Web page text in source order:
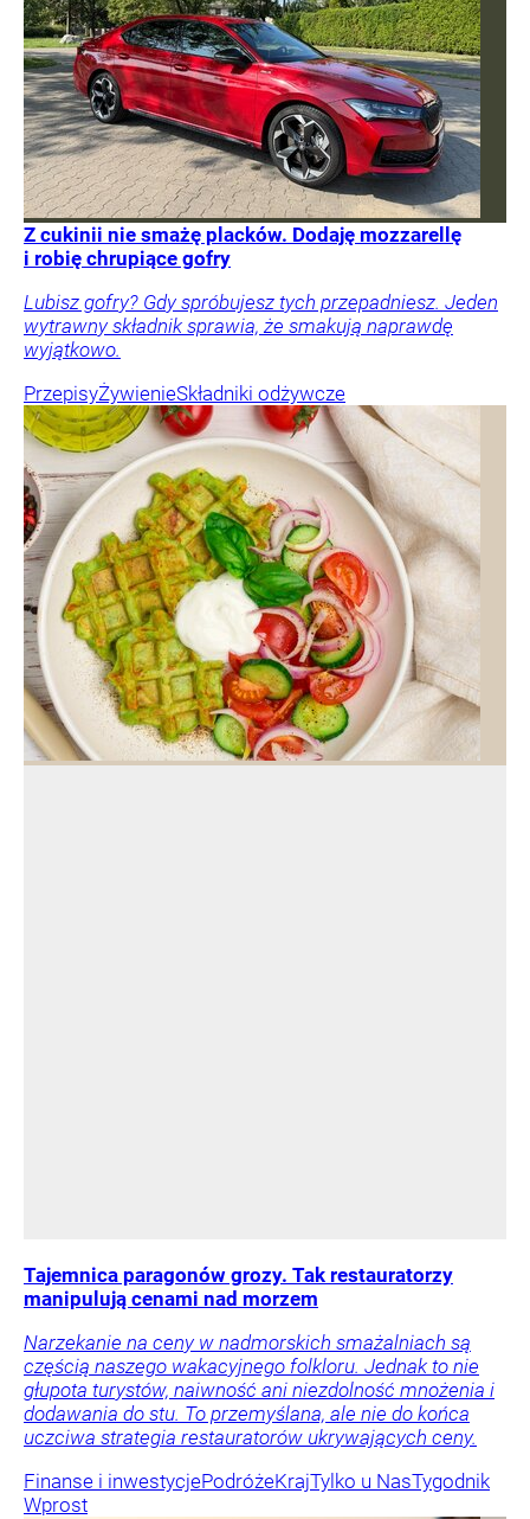
Z cukinii nie smażę placków. Dodaję mozzarellę
i robię chrupiące gofry
Lubisz gofry? Gdy spróbujesz tych przepadniesz. Jeden
wytrawny składnik sprawia, że smakują naprawdę
wyjątkowo.
PrzepisyŻywienieSkładniki odżywcze
Tajemnica paragonów grozy. Tak restauratorzy
manipulują cenami nad morzem
Narzekanie na ceny w nadmorskich smażalniach są
częścią naszego wakacyjnego folkloru. Jednak to nie
głupota turystów, naiwność ani niezdolność mnożenia i
dodawania do stu. To przemyślana, ale nie do końca
uczciwa strategia restauratorów ukrywających ceny.
Finanse i inwestycjePodróżeKrajTylko u NasTygodnik
Wprost